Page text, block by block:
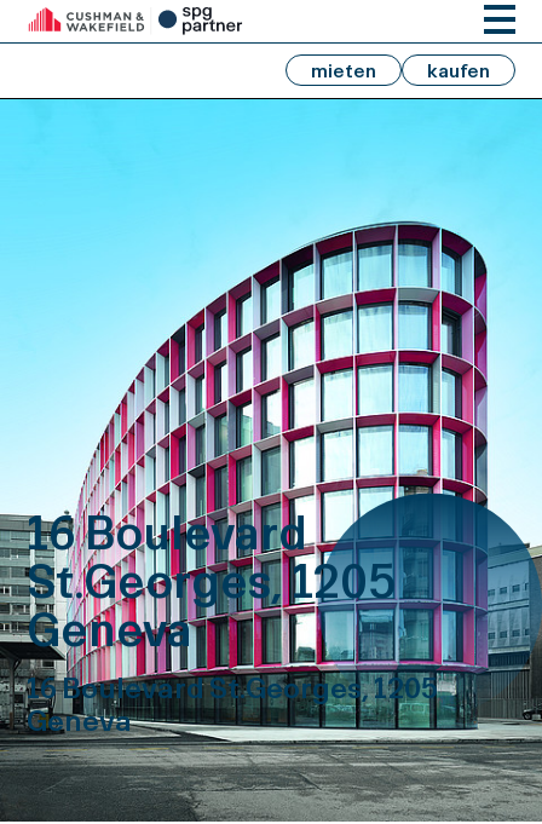
mieten kaufen
16 Boulevard
St.Georges, 1205
Geneva
16 Boulevard St.Georges, 1205
Geneva